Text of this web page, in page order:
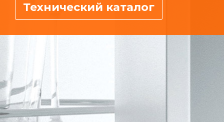
Технический каталог